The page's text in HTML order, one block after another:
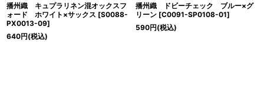
播州織 キュプラリネン混オックスフ
ォード ホワイト×サックス [S0088-
PX0013-09]
640円(税込)
播州織 ドビーチェック ブルー×グ
リーン [C0091-SP0108-01]
590円(税込)